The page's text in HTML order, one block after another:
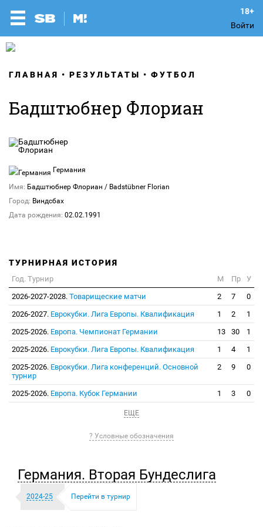
Войти
ГЛАВНАЯ РЕЗУЛЬТАТЫ ФУТБОЛ
Бадштюбнер Флориан
Германия
Имя: Бадштюбнер Флориан / Badstübner Florian
Город: Виндсбах
Дата рождения: 02.02.1991
ТУРНИРНАЯ ИСТОРИЯ
Год. Турнир М Пр
У
2026-2027-2028. Товарищеские матчи 2 7
0
2026-2027. Еврокубки. Лига Европы. Квалификация 1 2
1
2025-2026. Европа. Чемпионат Германии 13 30
1
2025-2026. Еврокубки. Лига Европы. Квалификация 1 4
1
2025-2026. Еврокубки. Лига конференций. Основной
турнир
2 9 0
2025-2026. Европа. Кубок Германии 1 3 0
ЕЩЕ
? Условные обозначения
Германия. Вторая Бундеслига
2024-25 Перейти в турнир